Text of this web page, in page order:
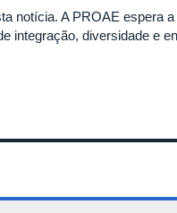
notícia. A PROAE espera
integração, diversidade e